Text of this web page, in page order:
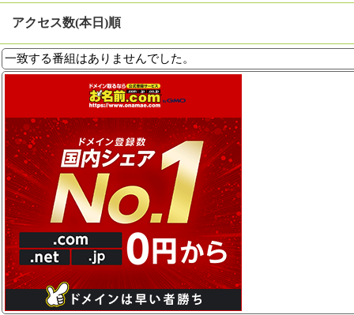
アクセス数(本日)順
一致する番組はありませんでした。